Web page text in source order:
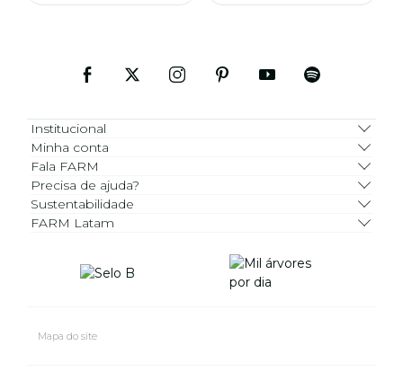
Institucional
Minha conta
Fala FARM
Precisa de ajuda?
Sustentabilidade
FARM Latam
Mapa do site